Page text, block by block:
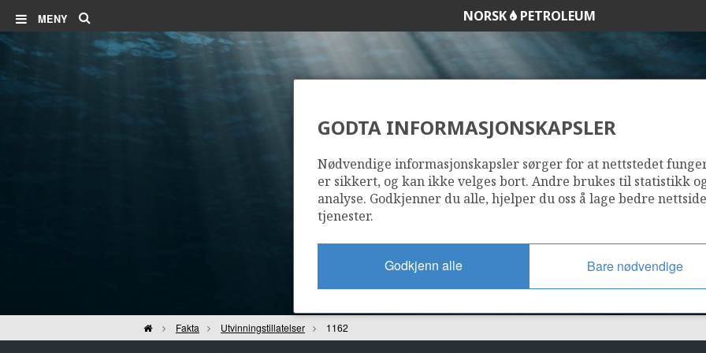
MENY NORSK PETROLEUM
1162
Hjem Fakta Utvinningstillatelser 1162
GODTA INFORMASJONSKAPSLER
Nødvendige informasjonskapsler sørger for at nettstedet
er sikkert, og kan ikke velges bort. Andre brukes til statistikk
analyse. Godkjenner du alle, hjelper du oss å lage bedre
tjenester.
Godkjenn alle Bare nødvendige